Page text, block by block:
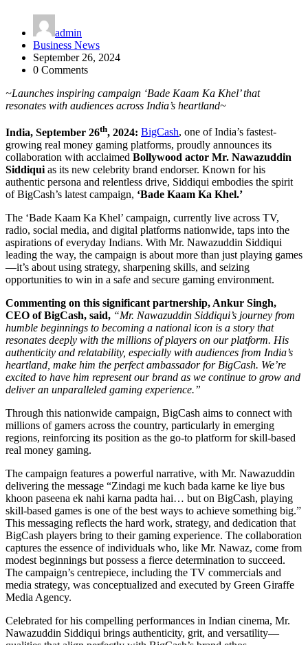
admin
Business News
September 26, 2024
0 Comments
~Launches inspiring campaign ‘Bade Kaam Ka Khel’ that
resonates with audiences across India’s heartland~
India, September 26th, 2024: BigCash, one of India’s fastest-
growing real money gaming platforms, proudly announces its
collaboration with acclaimed Bollywood actor Mr. Nawazuddin
Siddiqui as its new celebrity brand endorser. Known for his
authentic persona and relentless drive, Siddiqui embodies the spirit
of BigCash’s latest campaign, ‘Bade Kaam Ka Khel.’
The ‘Bade Kaam Ka Khel’ campaign, currently live across TV,
radio, social media, and digital platforms nationwide, taps into the
aspirations of everyday Indians. With Mr. Nawazuddin Siddiqui
leading the way, the campaign is about more than just playing games
—it’s about using strategy, sharpening skills, and seizing
opportunities to win in a safe and secure gaming environment.
Commenting on this significant partnership, Ankur Singh,
CEO of BigCash, said, “Mr. Nawazuddin Siddiqui’s journey from
humble beginnings to becoming a national icon is a story that
resonates deeply with the millions of players on our platform. His
authenticity and relatability, especially with audiences from India’s
heartland, make him the perfect ambassador for BigCash. We’re
excited to have him represent our brand as we continue to grow and
deliver an unparalleled gaming experience.”
Through this nationwide campaign, BigCash aims to connect with
millions of gamers across the country, particularly in emerging
regions, reinforcing its position as the go-to platform for skill-based
real money gaming.
The campaign features a powerful narrative, with Mr. Nawazuddin
delivering the message “Zindagi me kuch bada karne ke liye bus
khoon paseena ek nahi karna padta hai… but on BigCash, playing
skill-based games is one of the best ways to achieve something big.”
This messaging reflects the hard work, strategy, and dedication that
BigCash players bring to their gaming experience. The collaboration
captures the essence of individuals who, like Mr. Nawaz, come from
modest beginnings but possess a fierce determination to succeed.
The campaign’s centrepiece, including the TV commercials and
media strategy, was conceptualized and executed by Green Giraffe
Media Agency.
Celebrated for his compelling performances in Indian cinema, Mr.
Nawazuddin Siddiqui brings authenticity, grit, and versatility—